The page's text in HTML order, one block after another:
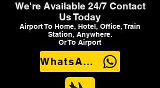
We're Available 24/7 Contact
Us Today
Airport To Home, Hotel, Office, Train
Station, Anywhere.
Or To Airport
WhatsApp Us